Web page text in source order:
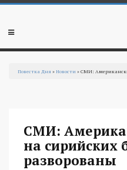
Перейти к основному содержанию
Мобильное
Повестка Дня »Новости » СМИ:
СМИ:
на сирийских
разворованы